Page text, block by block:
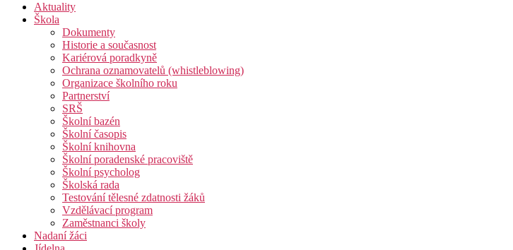
Aktuality
Škola
Dokumenty
Historie a současnost
Kariérová poradkyně
Ochrana oznamovatelů (whistleblowing)
Organizace školního roku
Partnerství
SRŠ
Školní bazén
Školní časopis
Školní knihovna
Školní poradenské pracoviště
Školní psycholog
Školská rada
Testování tělesné zdatnosti žáků
Vzdělávací program
Zaměstnanci školy
Nadaní žáci